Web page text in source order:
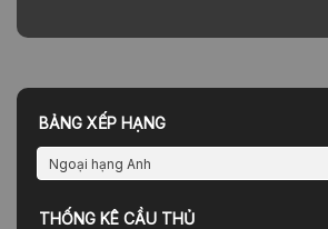
BẢNG XẾP HẠNG
Ngoại hạng Anh
THỐNG KÊ CẦU THỦ